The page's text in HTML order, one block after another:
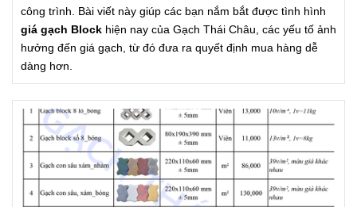
công trình. Bài viết này giúp các bạn nắm bắt được tình hình
giá gạch Block hiện nay của Gạch Thái Châu, các yếu tố ảnh
hưởng đến giá gạch, từ đó đưa ra quyết định mua hàng dễ
dàng hơn.